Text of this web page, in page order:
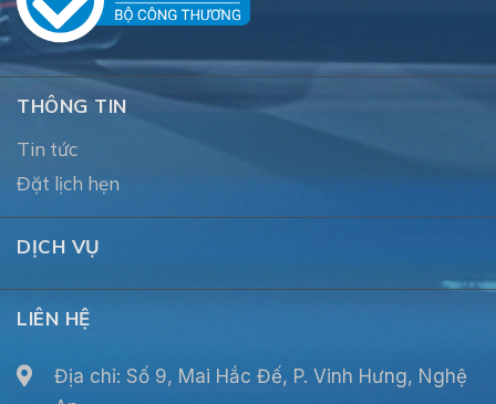
THÔNG TIN
Tin tức
Đặt lịch hẹn
DỊCH VỤ
LIÊN HỆ
Địa chỉ: Số 9, Mai Hắc Đế, P. Vinh Hưng, Nghệ